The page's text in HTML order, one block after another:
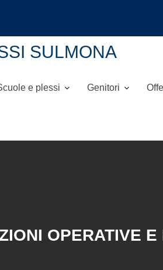
SULMONA
e plessi Genitori
OPERATIVE E